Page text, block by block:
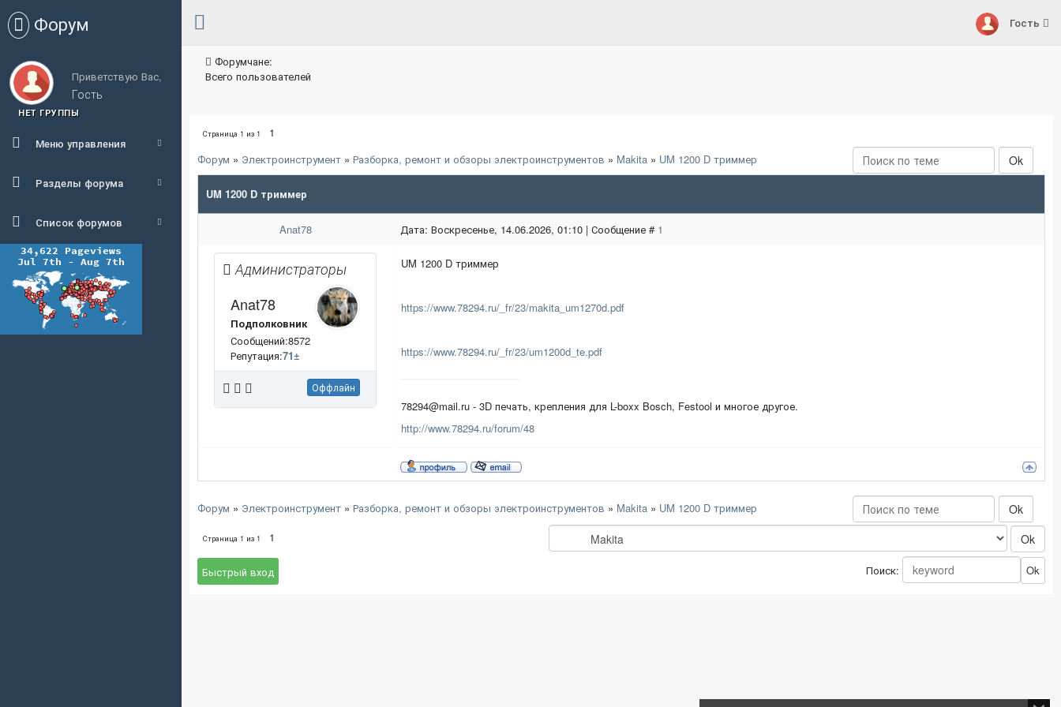
Форум
Приветствую Вас,
Гость
НЕТ ГРУППЫ
Меню управления
Разделы форума
Список форумов
Гость
Форумчане:
Всего пользователей
Страница 1 из 1
1
Форум » Электроинструмент » Разборка, ремонт и обзоры электроинструментов » Makita » UM 1200 D триммер
UM 1200 D триммер
Anat78 Дата: Воскресенье, 14.06.2026, 01:10 | Сообщение # 1
Администраторы
Anat78
Подполковник
Сообщений:8572
Репутация:71±
Оффлайн
UM 1200 D триммер
https://www.78294.ru/_fr/23/makita_um1270d.pdf
https://www.78294.ru/_fr/23/um1200d_te.pdf
78294@mail.ru - 3D печать, крепления для L-boxx Bosch, Festool и многое другое.
http://www.78294.ru/forum/48
Форум » Электроинструмент » Разборка, ремонт и обзоры электроинструментов » Makita » UM 1200 D триммер
Страница 1 из 1 1
Поиск: